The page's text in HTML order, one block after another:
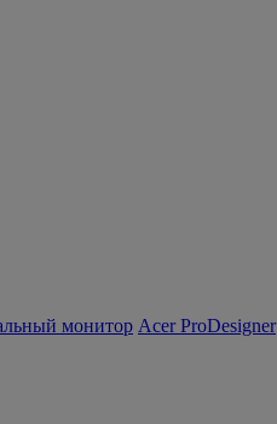
монитор Acer ProDesigner